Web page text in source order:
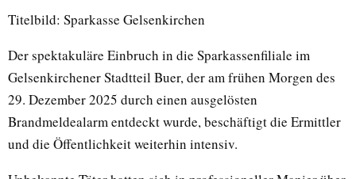
Titelbild: Sparkasse Gelsenkirchen
Der spektakuläre Einbruch in die Sparkassenfiliale im
Gelsenkirchener Stadtteil Buer, der am frühen Morgen des
29. Dezember 2025 durch einen ausgelösten
Brandmeldealarm entdeckt wurde, beschäftigt die Ermittler
und die Öffentlichkeit weiterhin intensiv.